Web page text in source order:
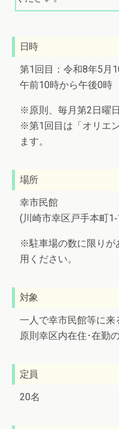
日時
第1回目：令和8年5月
午前10時から午後0時
※原則、毎月第2日曜
※第1回目は「オリエ
ます。
場所
幸市民館
(川崎市幸区戸手本町
※駐車場の数に限りが
用ください。
対象
一人で幸市民館等に来
原則幸区内在住･在勤
定員
20名